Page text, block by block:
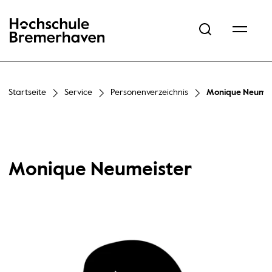
Hochschule Bremerhaven
Startseite Service Personenverzeichnis Monique
Monique Neumeister